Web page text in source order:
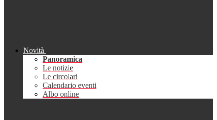
Novità
Panoramica
Le notizie
Le circolari
Calendario eventi
Albo online